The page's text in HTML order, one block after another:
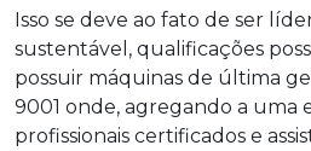
Isso se deve ao fato de ser
sustentável, qualificações
possuir máquinas de última
9001 onde, agregando a uma
profissionais certificados e